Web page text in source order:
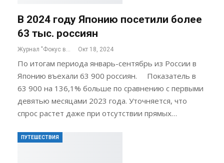
В 2024 году Японию посетили более
63 тыс. россиян
Журнал "Фокус внимания" Окт 18, 2024
По итогам периода январь-сентябрь из России в
Японию въехали 63 900 россиян. Показатель в
63 900 на 136,1% больше по сравнению с первыми
девятью месяцами 2023 года. Уточняется, что
спрос растет даже при отсутствии прямых…
ПУТЕШЕСТВИЯ